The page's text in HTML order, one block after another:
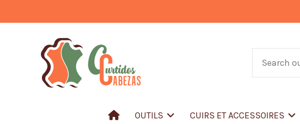
OUTILS CUIRS ET ACCESSOIRES